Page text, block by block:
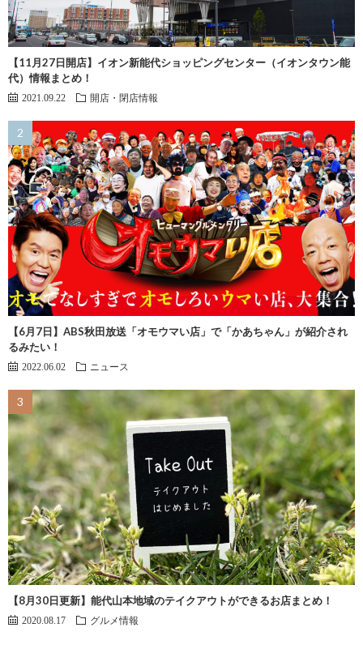
【11月27日開店】イオン新能代ショッピングセンター（イオンタウン能
代）情報まとめ！
2021.09.22 開店・閉店情報
【6月7日】ABS秋田放送「オモウマい店」で「かあちゃん」が紹介され
るみたい！
2022.06.02 ニュース
【8月30日更新】能代山本地域のテイクアウトができるお店まとめ！
2020.08.17 グルメ情報